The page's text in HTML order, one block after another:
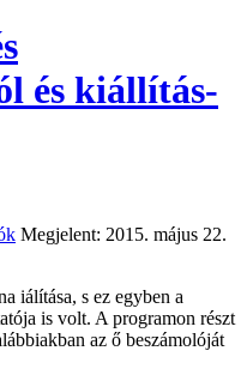
és kiállítás-
Megjelent: 2015. május 22.
iálítása, s ez egyben a
is volt. A programon részt
az ő beszámolóját